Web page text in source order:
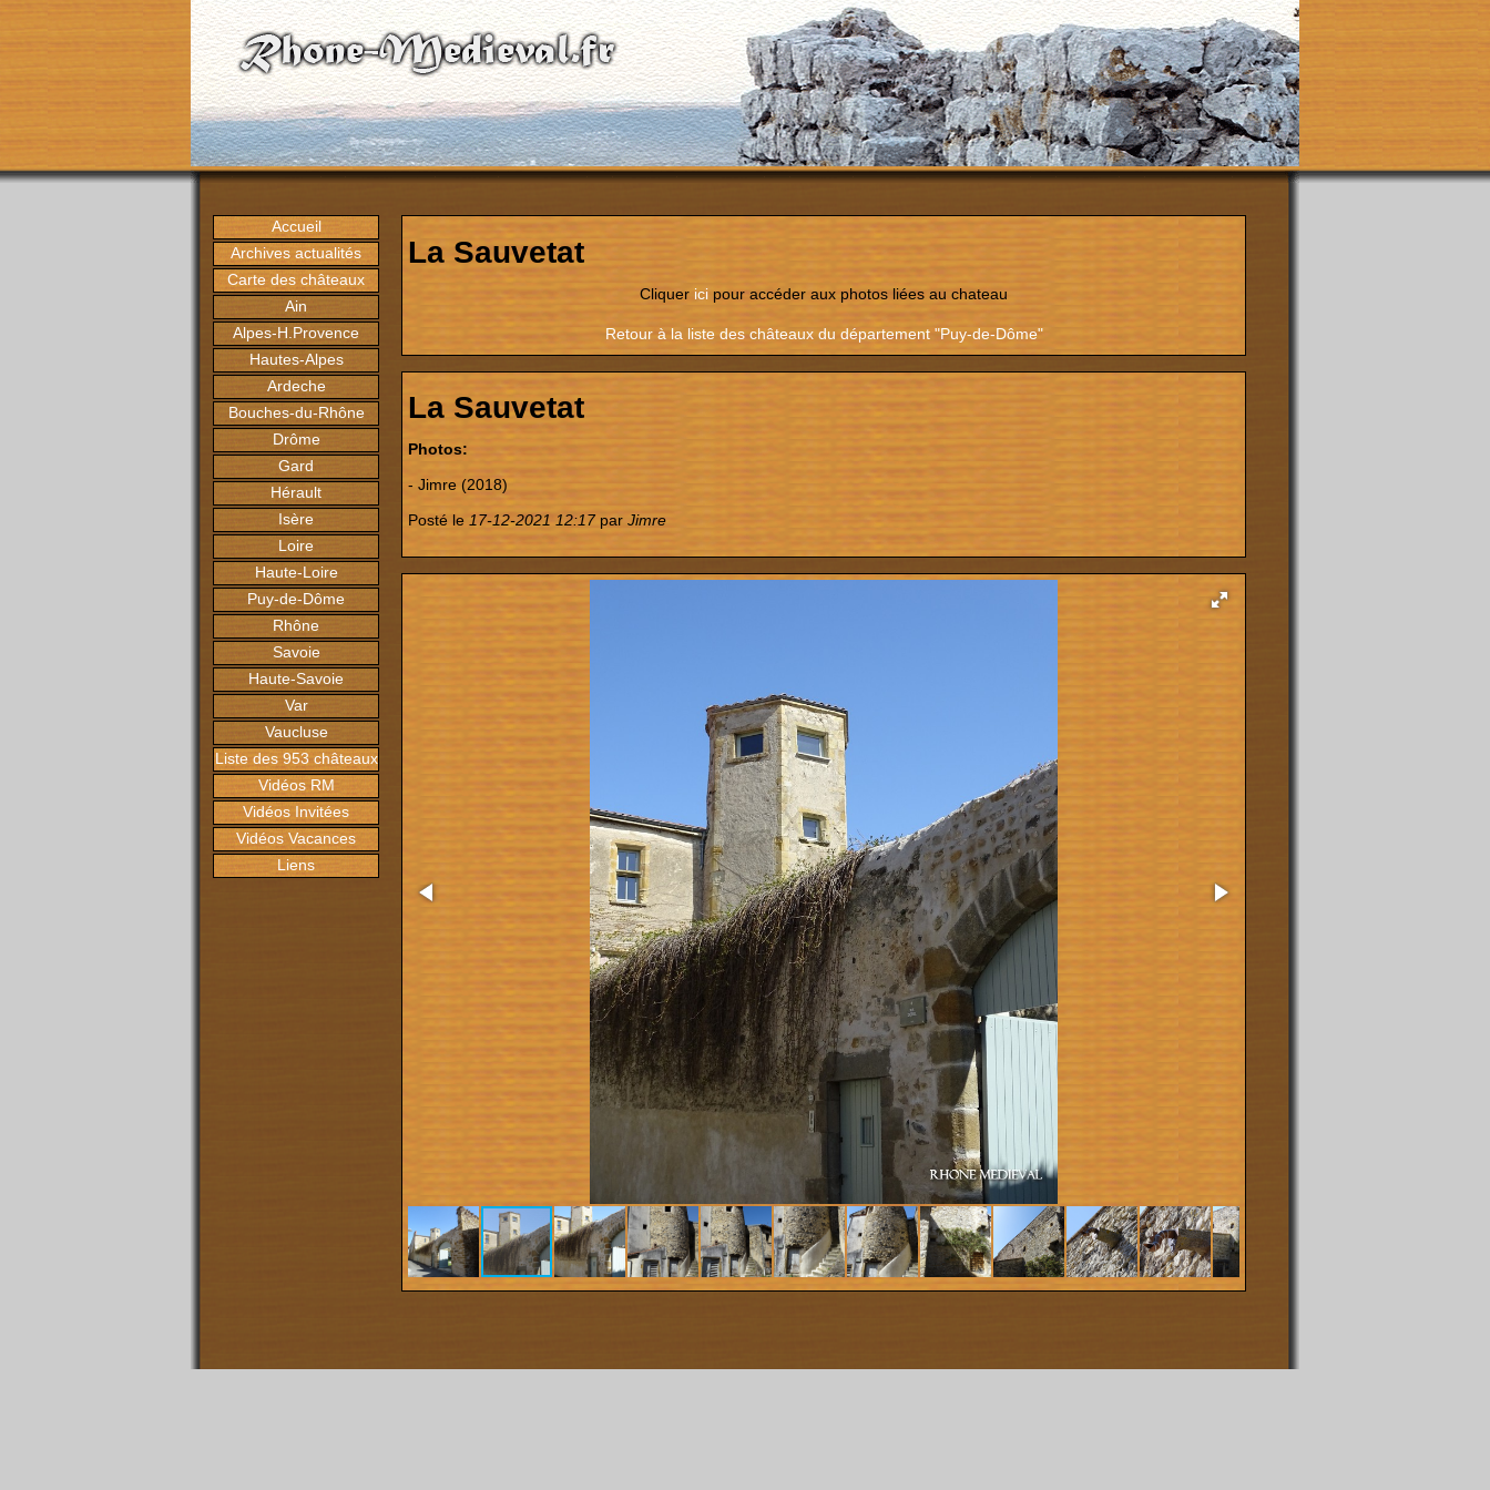
Accueil
Archives actualités
Carte des châteaux
Ain
Alpes-H.Provence
Hautes-Alpes
Ardeche
Bouches-du-Rhône
Drôme
Gard
Hérault
Isère
Loire
Haute-Loire
Puy-de-Dôme
Rhône
Savoie
Haute-Savoie
Var
Vaucluse
Liste des 953 châteaux
Vidéos RM
Vidéos Invitées
Vidéos Vacances
Liens
La Sauvetat
Cliquer ici pour accéder aux photos liées au chateau
Retour à la liste des châteaux du département "Puy-de-Dôme"
La Sauvetat
Photos:
- Jimre (2018)
Posté le 17-12-2021 12:17par Jimre